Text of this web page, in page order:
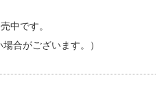
中です。
合がございます。）